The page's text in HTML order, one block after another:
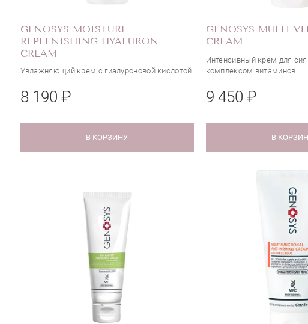
GENOSYS MOISTURE
REPLENISHING HYALURON
CREAM
Увлажняющий крем с гиалуроновой кислотой
8 190 ₽
В КОРЗИНУ
GENOSYS MULTI
CREAM
Интенсивный крем для
комплексом витаминов
9 450 ₽
В